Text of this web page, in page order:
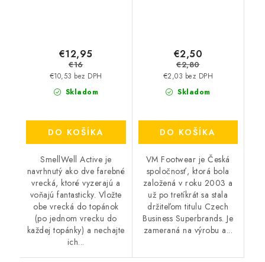
Skladom
€10,53 bez DPH
€12,95
€16
DO KOŠÍKA
SmellWell Active je
navrhnutý ako dve farebné
vrecká, ktoré vyzerajú a
voňajú fantasticky. Vložte
obe vrecká do topánok
(po jednom vrecku do
každej topánky) a nechajte
ich...
Skladom
€2,03 bez DPH
€2,50
€2,80
DO KOŠÍKA
VM Footwear je Česká
spoločnosť, ktorá bola
založená v roku 2003 a
už po tretíkrát sa stala
držiteľom titulu Czech
Business Superbrands. Je
zameraná na výrobu a...